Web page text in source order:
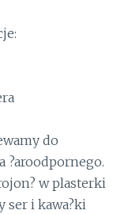
do
?aroodpornego.
w plasterki
ser i kawa?ki